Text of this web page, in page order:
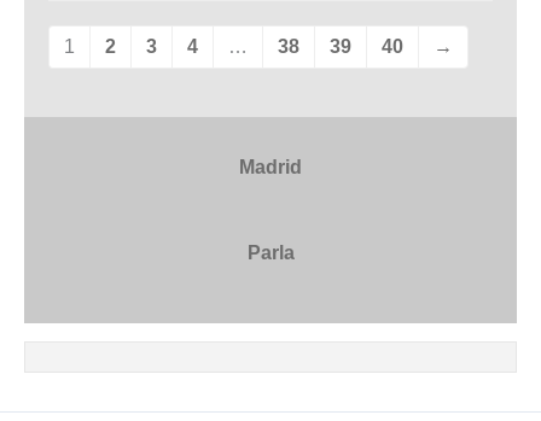
1 2 3 4 … 38 39 40 →
Madrid
Parla